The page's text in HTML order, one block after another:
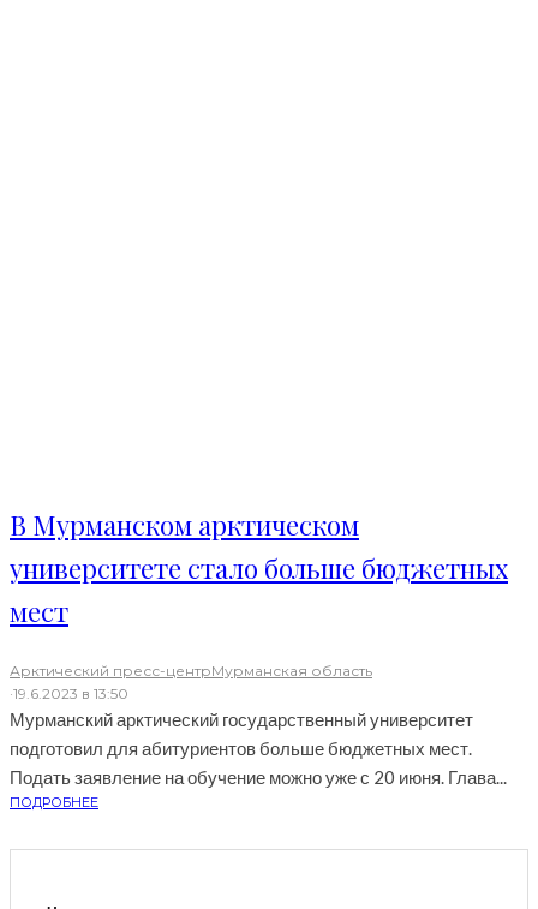
В Мурманском арктическом
университете стало больше бюджетных
мест
Арктический пресс-центрМурманская область
·19.6.2023 в 13:50
Мурманский арктический государственный университет
подготовил для абитуриентов больше бюджетных мест.
Подать заявление на обучение можно уже с 20 июня. Глава...
ПОДРОБНЕЕ